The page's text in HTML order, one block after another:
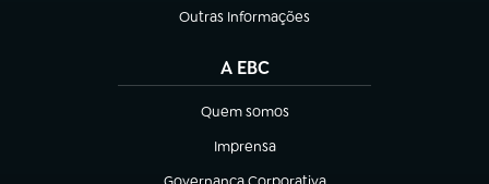
Outras Informações
(abre em nova aba)
A EBC
Quem somos
(abre em nova aba)
Imprensa
(abre em nova aba)